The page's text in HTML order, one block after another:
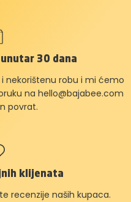
30 dana
nekorištenu robu i mi ćemo
na hello@bajabee.com
povrat.
klijenata
recenzije naših kupaca.